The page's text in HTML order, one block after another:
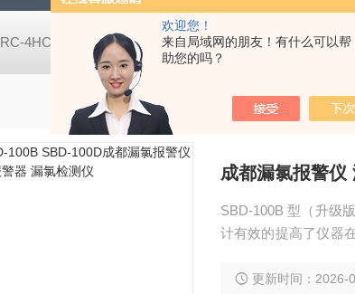
欢迎您！
来自局域网的朋友！有什么可以帮
助您的吗？
RC-4HC RC-4HA温湿度记录仪 多样品平行蒸发仪多样品
成都漏氯报警仪
SBD-100B 型（升级
计有效的提高了仪器
更新时间：2026-